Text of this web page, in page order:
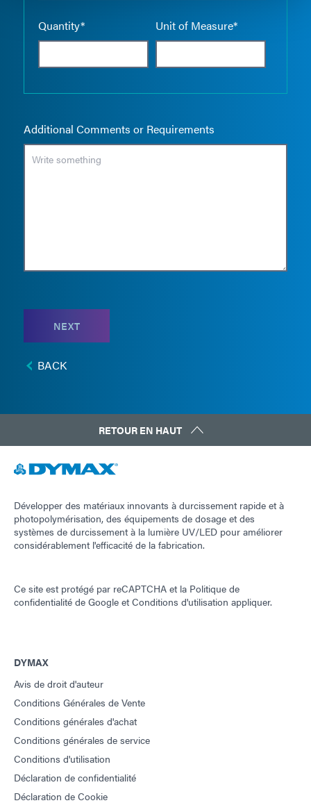
Quantity* Unit of Measure*
Additional Comments or Requirements
NEXT
BACK
RETOUR EN HAUT
Développer des matériaux innovants à durcissement rapide et à
photopolymérisation, des équipements de dosage et des
systèmes de durcissement à la lumière UV/LED pour améliorer
considérablement l'efficacité de la fabrication.
Ce site est protégé par reCAPTCHA et la Politique de
confidentialité de Google etConditions d'utilisation appliquer.
DYMAX
Avis de droit d'auteur
Conditions Générales de Vente
Conditions générales d'achat
Conditions générales de service
Conditions d'utilisation
Déclaration de confidentialité
Déclaration de Cookie